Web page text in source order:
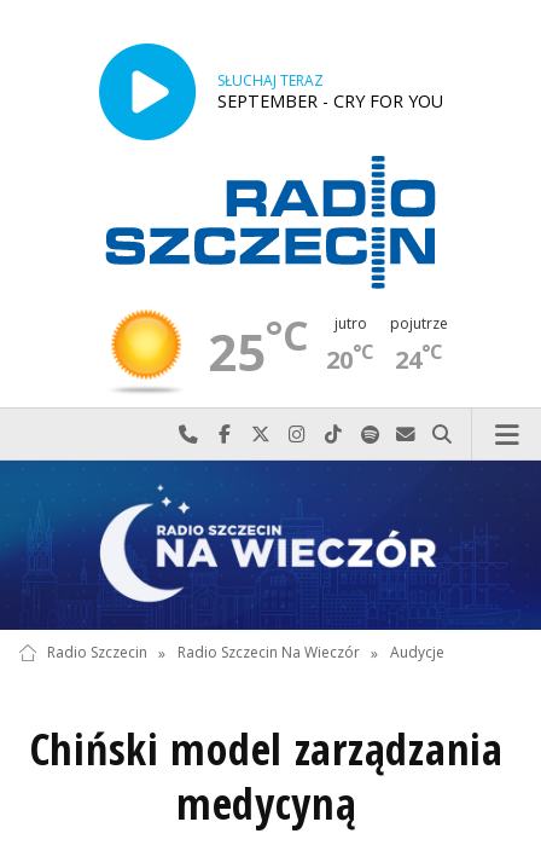
SŁUCHAJ TERAZ
SEPTEMBER - CRY FOR YOU
25°C jutro
20°C
pojutrze
24°C
Najlepiej po prostu do nas zadzwoń
Odwiedź nas na Facebook-u
Odwiedź nas na X
Odwiedź nas na Instagram-ie
Odwiedź nas na TikTok-u
Szukaj nas na Spotify
Wyślij do nas
Szukaj
Radio Szczecin » Radio Szczecin Na Wieczór » Audycje
Chiński model zarządzania
medycyną